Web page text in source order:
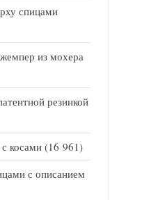
спицами
из мохера
резинкой
косами (16 961)
с описанием